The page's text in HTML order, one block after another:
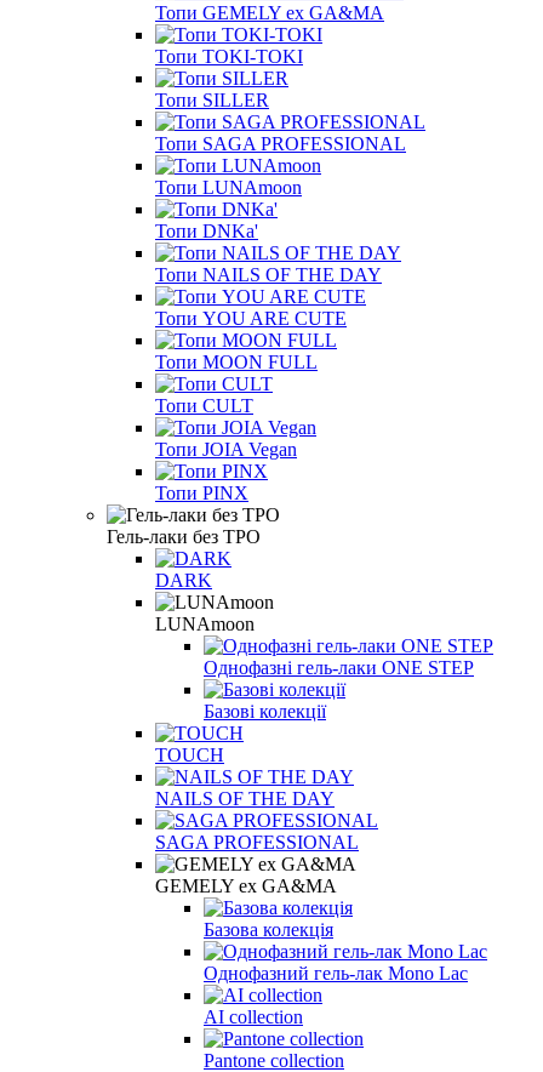
Топи GEMELY ex GA&MA
Топи TOKI-TOKI
Топи SILLER
Топи SAGA PROFESSIONAL
Топи LUNAmoon
Топи DNKa'
Топи NAILS OF THE DAY
Топи YOU ARE CUTE
Топи MOON FULL
Топи CULT
Топи JOIA Vegan
Топи PINX
Гель-лаки без TPO
DARK
LUNAmoon
Однофазні гель-лаки ONE STEP
Базові колекції
TOUCH
NAILS OF THE DAY
SAGA PROFESSIONAL
GEMELY ex GA&MA
Базова колекція
Однофазний гель-лак Mono Lac
AI collection
Pantone collection